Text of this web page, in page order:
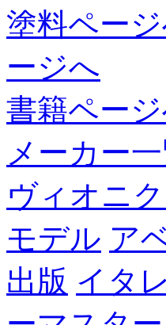
塗料ペー
ージへ
書籍ペー
メーカー
ヴィオニク
モデル ア
出版 イタ